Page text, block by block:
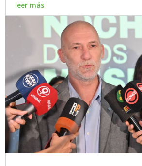
leer más